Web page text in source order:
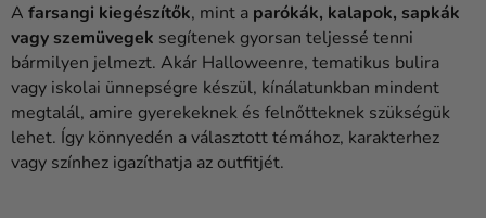
Dekoráció
és
kiegészítők
Jelmezek
A farsangi kiegészítők, mint a parókák, kalapok, sapkák
vagy szemüvegek segítenek gyorsan teljessé tenni
bármilyen jelmezt. Akár Halloweenre, tematikus bulira
vagy iskolai ünnepségre készül, kínálatunkban mindent
megtalál, amire gyerekeknek és felnőtteknek szükségük
lehet. Így könnyedén a választott témához, karakterhez
vagy színhez igazíthatja az outfitjét.